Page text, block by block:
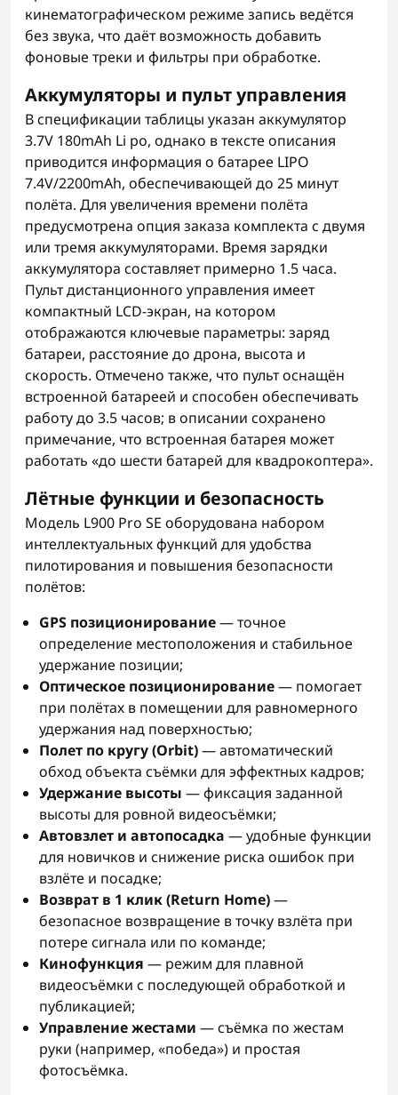
кинематографическом режиме запись ведётся
без звука, что даёт возможность добавить
фоновые треки и фильтры при обработке.
Аккумуляторы и пульт управления
В спецификации таблицы указан аккумулятор
3.7V 180mAh Li po, однако в тексте описания
приводится информация о батарее LIPO
7.4V/2200mAh, обеспечивающей до 25 минут
полёта. Для увеличения времени полёта
предусмотрена опция заказа комплекта с двумя
или тремя аккумуляторами. Время зарядки
аккумулятора составляет примерно 1.5 часа.
Пульт дистанционного управления имеет
компактный LCD-экран, на котором
отображаются ключевые параметры: заряд
батареи, расстояние до дрона, высота и
скорость. Отмечено также, что пульт оснащён
встроенной батареей и способен обеспечивать
работу до 3.5 часов; в описании сохранено
примечание, что встроенная батарея может
работать «до шести батарей для квадрокоптера».
Лётные функции и безопасность
Модель L900 Pro SE оборудована набором
интеллектуальных функций для удобства
пилотирования и повышения безопасности
полётов:
GPS позиционирование— точное
определение местоположения и стабильное
удержание позиции;
Оптическое позиционирование— помогает
при полётах в помещении для равномерного
удержания над поверхностью;
Полет по кругу (Orbit)— автоматический
обход объекта съёмки для эффектных кадров;
Удержание высоты — фиксация заданной
высоты для ровной видеосъёмки;
Автовзлет и автопосадка — удобные функции
для новичков и снижение риска ошибок при
взлёте и посадке;
Возврат в 1 клик (Return Home)—
безопасное возвращение в точку взлёта при
потере сигнала или по команде;
Кинофункция — режим для плавной
видеосъёмки с последующей обработкой и
публикацией;
Управление жестами — съёмка по жестам
руки (например, «победа») и простая
фотосъёмка.